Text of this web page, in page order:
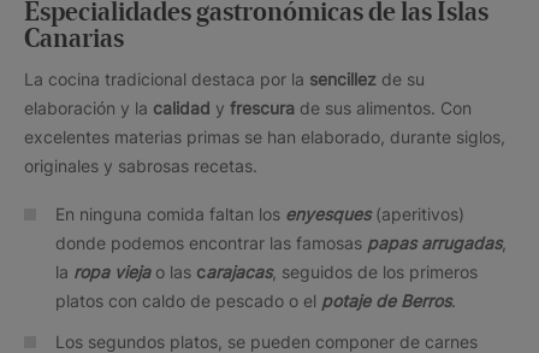
Especialidades gastronómicas de las Islas
Canarias
La cocina tradicional destaca por la sencillez de su
elaboración y la calidad y frescura de sus alimentos. Con
excelentes materias primas se han elaborado, durante siglos,
originales y sabrosas recetas.
En ninguna comida faltan los enyesques(aperitivos)
donde podemos encontrar las famosas papas arrugadas,
la ropa viejao las carajacas, seguidos de los primeros
platos con caldo de pescado o el potaje de Berros.
Los segundos platos, se pueden componer de carnes